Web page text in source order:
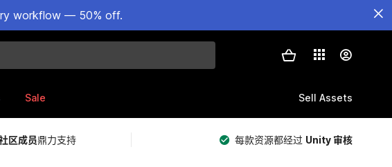
workflow — 50% off.
Sale Sell Assets
区成员鼎力支持 每款资源都经过 Unity 审核